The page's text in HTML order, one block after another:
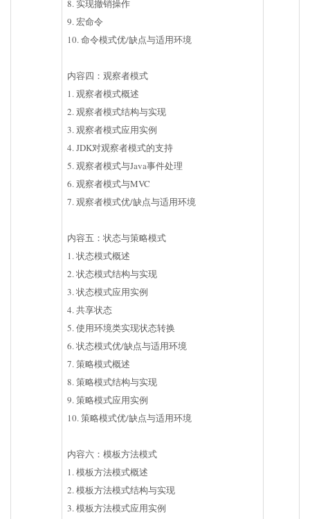
8. 实现撤销操作
9. 宏命令
10. 命令模式优/缺点与适用环境
内容四：观察者模式
1. 观察者模式概述
2. 观察者模式结构与实现
3. 观察者模式应用实例
4. JDK对观察者模式的支持
5. 观察者模式与Java事件处理
6. 观察者模式与MVC
7. 观察者模式优/缺点与适用环境
内容五：状态与策略模式
1. 状态模式概述
2. 状态模式结构与实现
3. 状态模式应用实例
4. 共享状态
5. 使用环境类实现状态转换
6. 状态模式优/缺点与适用环境
7. 策略模式概述
8. 策略模式结构与实现
9. 策略模式应用实例
10. 策略模式优/缺点与适用环境
内容六：模板方法模式
1. 模板方法模式概述
2. 模板方法模式结构与实现
3. 模板方法模式应用实例